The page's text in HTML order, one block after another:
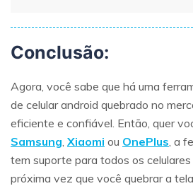
Conclusão:
Agora, você sabe que há uma
de celular android quebrado no
eficiente e confiável. Então, quer
Samsung Xiaomi ou OnePlus , a
tem suporte para todos os
próxima vez que você quebrar a